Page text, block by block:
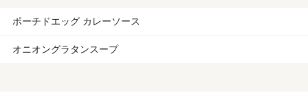
ポーチドエッグ カレーソース
オニオングラタンスープ